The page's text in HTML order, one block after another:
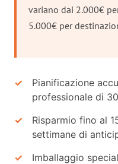
variano dai 2.000€
5.000€ per
Pianificazione
professionale di
Risparmio fino al
settimane di
Imballaggio